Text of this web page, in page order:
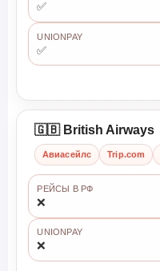
✅
UNIONPAY
✅
🇬🇧 British Airways
Авиасейлс Trip.com
РЕЙСЫ В РФ
❌
UNIONPAY
❌